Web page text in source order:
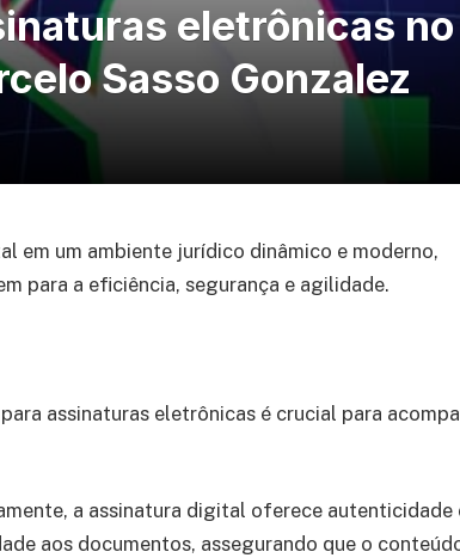
eletrônicas no
Sasso Gonzalez
em um ambiente jurídico dinâmico e moderno,
para a eficiência, segurança e agilidade.
assinaturas eletrônicas é crucial para
a assinatura digital oferece autenticidade
aos documentos, assegurando que o